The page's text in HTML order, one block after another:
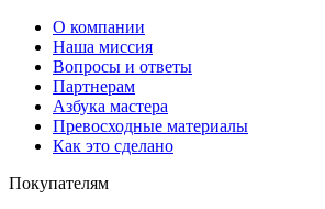
О компании
Наша миссия
Вопросы и ответы
Партнерам
Азбука мастера
Превосходные материалы
Как это сделано
Покупателям